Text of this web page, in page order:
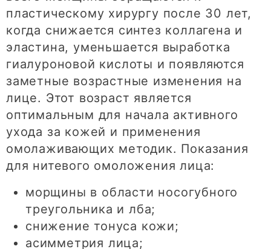
пластическому хирургу после 30 лет,
когда снижается синтез коллагена и
эластина, уменьшается выработка
гиалуроновой кислоты и появляются
заметные возрастные изменения на
лице. Этот возраст является
оптимальным для начала активного
ухода за кожей и применения
омолаживающих методик. Показания
для нитевого омоложения лица:
морщины в области носогубного
треугольника и лба;
снижение тонуса кожи;
асимметрия лица;